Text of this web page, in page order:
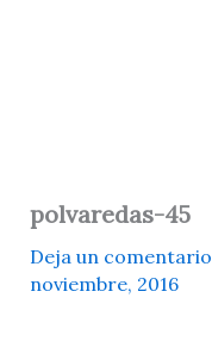
polvaredas-45
Deja un comentario
noviembre, 2016